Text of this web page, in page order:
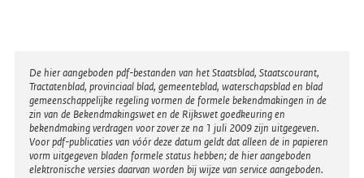
Disclaimer
De hier aangeboden pdf-bestanden van het Staatsblad, Staatscourant,
Tractatenblad, provinciaal blad, gemeenteblad, waterschapsblad en blad
gemeenschappelijke regeling vormen de formele bekendmakingen in de
zin van de Bekendmakingswet en de Rijkswet goedkeuring en
bekendmaking verdragen voor zover ze na 1 juli 2009 zijn uitgegeven.
Voor pdf-publicaties van vóór deze datum geldt dat alleen de in papieren
vorm uitgegeven bladen formele status hebben; de hier aangeboden
elektronische versies daarvan worden bij wijze van service aangeboden.